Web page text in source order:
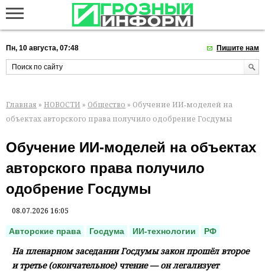
Пн, 10 августа, 07:48 Пишите нам
Главная » НОВОСТИ » Общество » Обучение ИИ‑моделей на
объектах авторского права получило одобрение Госдумы
Обучение ИИ‑моделей на объектах
авторского права получило
одобрение Госдумы
08.07.2026 16:05
Авторские права Госдума ИИ-технологии РФ
На пленарном заседании Госдумы закон прошёл второе
и третье (окончательное) чтение — он легализует